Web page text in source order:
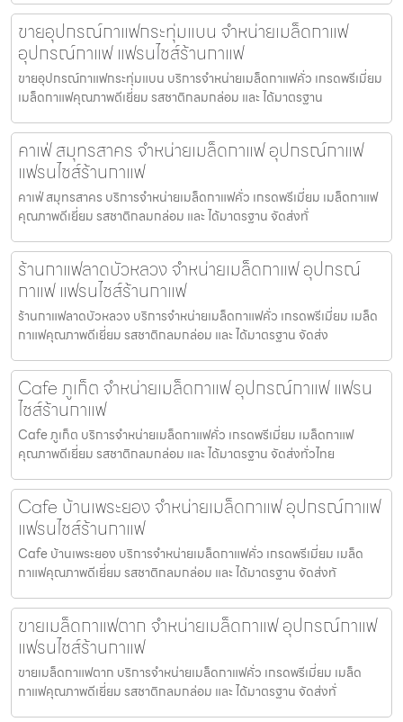
ขายอุปกรณ์กาแฟกระทุ่มแบน จำหน่ายเมล็ดกาแฟ
อุปกรณ์กาแฟ แฟรนไชส์ร้านกาแฟ
ขายอุปกรณ์กาแฟกระทุ่มแบน บริการจำหน่ายเมล็ดกาแฟคั่ว เกรดพรีเมี่ยม
เมล็ดกาแฟคุณภาพดีเยี่ยม รสชาติกลมกล่อม และ ได้มาตรฐาน
คาเฟ่ สมุทรสาคร จำหน่ายเมล็ดกาแฟ อุปกรณ์กาแฟ
แฟรนไชส์ร้านกาแฟ
คาเฟ่ สมุทรสาคร บริการจำหน่ายเมล็ดกาแฟคั่ว เกรดพรีเมี่ยม เมล็ดกาแฟ
คุณภาพดีเยี่ยม รสชาติกลมกล่อม และ ได้มาตรฐาน จัดส่งทั่
ร้านกาแฟลาดบัวหลวง จำหน่ายเมล็ดกาแฟ อุปกรณ์
กาแฟ แฟรนไชส์ร้านกาแฟ
ร้านกาแฟลาดบัวหลวง บริการจำหน่ายเมล็ดกาแฟคั่ว เกรดพรีเมี่ยม เมล็ด
กาแฟคุณภาพดีเยี่ยม รสชาติกลมกล่อม และ ได้มาตรฐาน จัดส่ง
Cafe ภูเก็ต จำหน่ายเมล็ดกาแฟ อุปกรณ์กาแฟ แฟรน
ไชส์ร้านกาแฟ
Cafe ภูเก็ต บริการจำหน่ายเมล็ดกาแฟคั่ว เกรดพรีเมี่ยม เมล็ดกาแฟ
คุณภาพดีเยี่ยม รสชาติกลมกล่อม และ ได้มาตรฐาน จัดส่งทั่วไทย
Cafe บ้านเพระยอง จำหน่ายเมล็ดกาแฟ อุปกรณ์กาแฟ
แฟรนไชส์ร้านกาแฟ
Cafe บ้านเพระยอง บริการจำหน่ายเมล็ดกาแฟคั่ว เกรดพรีเมี่ยม เมล็ด
กาแฟคุณภาพดีเยี่ยม รสชาติกลมกล่อม และ ได้มาตรฐาน จัดส่งทั
ขายเมล็ดกาแฟตาก จำหน่ายเมล็ดกาแฟ อุปกรณ์กาแฟ
แฟรนไชส์ร้านกาแฟ
ขายเมล็ดกาแฟตาก บริการจำหน่ายเมล็ดกาแฟคั่ว เกรดพรีเมี่ยม เมล็ด
กาแฟคุณภาพดีเยี่ยม รสชาติกลมกล่อม และ ได้มาตรฐาน จัดส่งทั่